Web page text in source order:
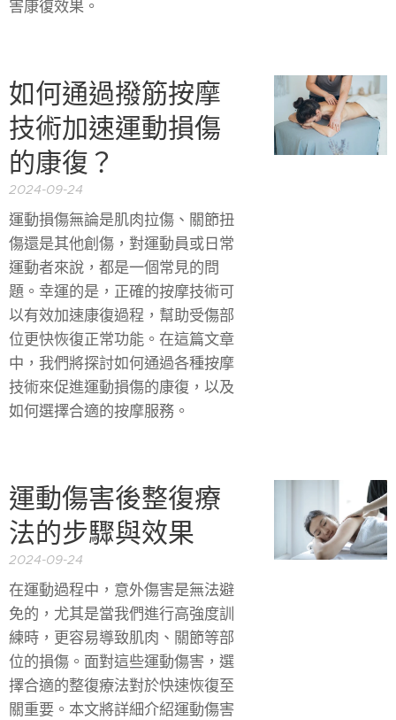
害康復效果。
如何通過撥筋按摩
技術加速運動損傷
的康復？
2024-09-24
運動損傷無論是肌肉拉傷、關節扭
傷還是其他創傷，對運動員或日常
運動者來說，都是一個常見的問
題。幸運的是，正確的按摩技術可
以有效加速康復過程，幫助受傷部
位更快恢復正常功能。在這篇文章
中，我們將探討如何通過各種按摩
技術來促進運動損傷的康復，以及
如何選擇合適的按摩服務。
運動傷害後整復療
法的步驟與效果
2024-09-24
在運動過程中，意外傷害是無法避
免的，尤其是當我們進行高強度訓
練時，更容易導致肌肉、關節等部
位的損傷。面對這些運動傷害，選
擇合適的整復療法對於快速恢復至
關重要。本文將詳細介紹運動傷害